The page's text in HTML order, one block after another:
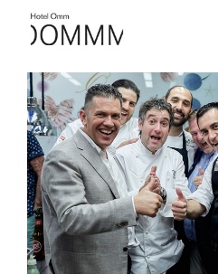
L’Hotel
Habitacions
Roca Barcelona
Spa
Terrassa
Lobby & Club
Esdeveniments
Promocions
Blog